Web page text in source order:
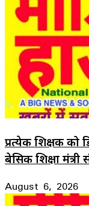
प्रत्येक शिक्षक को
बेसिक शिक्षा मंत्री
August 6, 2026